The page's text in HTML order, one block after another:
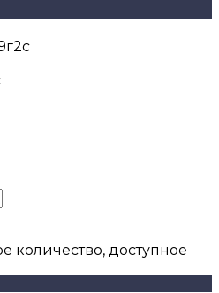
количество, доступное